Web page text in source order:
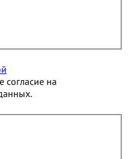
согласие на